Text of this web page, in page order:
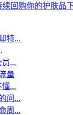
回购你的护肤品
特...
...
量
...
问...
周...